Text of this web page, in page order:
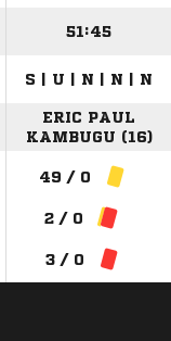
51:45
S | U | N | N | N
ERIC PAUL
KAMBUGU (16)
49 / 0
2 / 0
3 / 0